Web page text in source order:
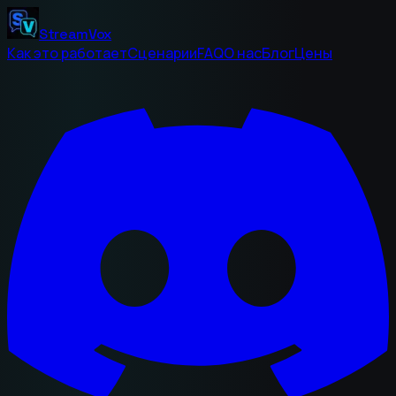
StreamVox
Как это работаетСценарииFAQО насБлогЦены